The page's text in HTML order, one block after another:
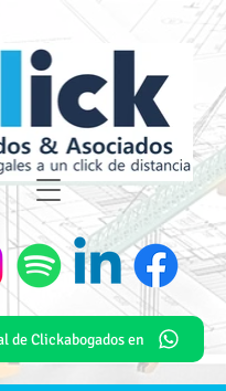
de Clickabogados en